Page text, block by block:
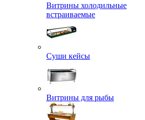
Витрины холодильные
встраиваемые
Суши кейсы
Витрины для рыбы